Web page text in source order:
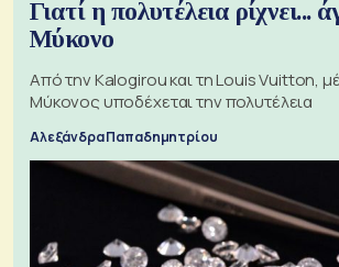
Γιατί η πολυτέλεια ρίχνει...
Μύκονο
Από την Kalogirou και τη Louis Vuitton,
Μύκονος υποδέχεται την πολυτέλεια
Αλεξάνδρα Παπαδημητρίου